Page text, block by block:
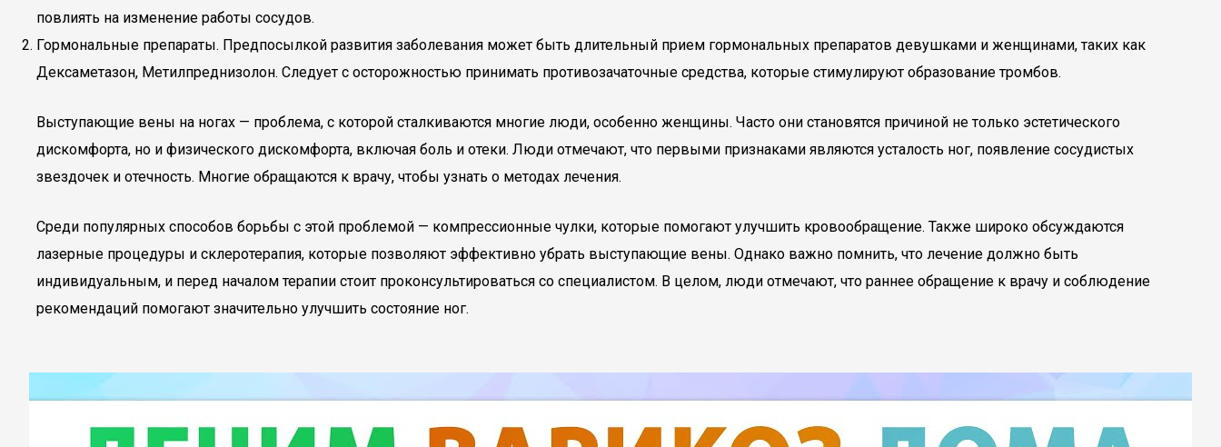
повлиять на изменение работы сосудов.
Гормональные препараты. Предпосылкой развития заболевания может быть длительный прием гормональных препаратов девушками и женщинами, таких как
Дексаметазон, Метилпреднизолон. Следует с осторожностью принимать противозачаточные средства, которые стимулируют образование тромбов.
Выступающие вены на ногах — проблема, с которой сталкиваются многие люди, особенно женщины. Часто они становятся причиной не только эстетического
дискомфорта, но и физического дискомфорта, включая боль и отеки. Люди отмечают, что первыми признаками являются усталость ног, появление сосудистых
звездочек и отечность. Многие обращаются к врачу, чтобы узнать о методах лечения.
Среди популярных способов борьбы с этой проблемой — компрессионные чулки, которые помогают улучшить кровообращение. Также широко обсуждаются
лазерные процедуры и склеротерапия, которые позволяют эффективно убрать выступающие вены. Однако важно помнить, что лечение должно быть
индивидуальным, и перед началом терапии стоит проконсультироваться со специалистом. В целом, люди отмечают, что раннее обращение к врачу и соблюдение
рекомендаций помогают значительно улучшить состояние ног.